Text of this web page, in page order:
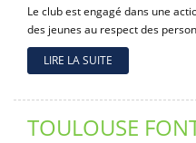
Le club est engagé dans une
des jeunes au respect des
LIRE LA SUITE
TOULOUSE